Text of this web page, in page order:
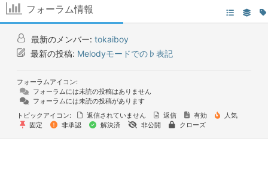
フォーラム情報
最新のメンバー: tokaiboy
最新の投稿: Melodyモードでの♭表記
フォーラムアイコン:
フォーラムには未読の投稿はありません
フォーラムには未読の投稿があります
トピックアイコン:
返信されていません 返信 有効
人気
固定
非承認 解決済 非公開 クローズ